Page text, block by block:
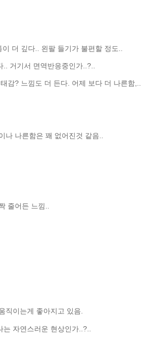
더 깊다.. 왼팔 들기가 불편할 정도..
거기서 면역반응중인가..?..
감? 느낌도 더 든다. 어제 보다 더 나른함,..
나 나른함은 꽤 없어진것 같음..
줄어든 느낌..
직이는게 좋아지고 있음.
자연스러운 현상인가..?..